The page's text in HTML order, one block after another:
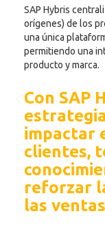
SAP Hybris
orígenes) de los
una única
permitiendo una
producto y marca.
Con SAP
impactar
clientes,
reforzar
las